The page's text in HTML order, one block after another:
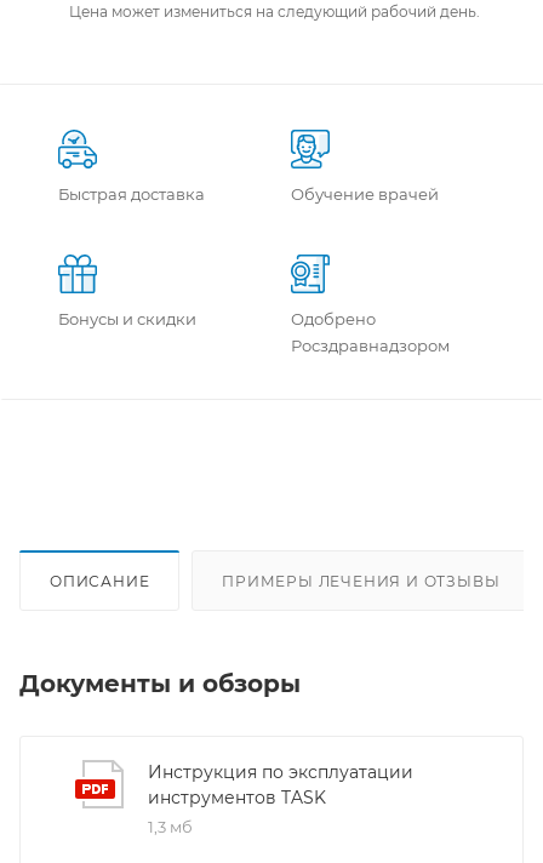
Цена может измениться на следующий рабочий день.
Быстрая доставка Обучение врачей
Бонусы и скидки
Одобрено
Росздравнадзором
ОПИСАНИЕ ПРИМЕРЫ ЛЕЧЕНИЯ И ОТЗЫВЫ
Документы и обзоры
Инструкция по эксплуатации
инструментов TASK
1,3 мб